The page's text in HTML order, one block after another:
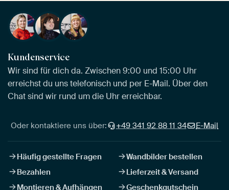
Kundenservice
Wir sind für dich da. Zwischen 9:00 und 15:00 Uhr
erreichst du uns telefonisch und per E-Mail. Über den
Chat sind wir rund um die Uhr erreichbar.
Oder kontaktiere uns über: +49 341 92 88 11 34 E-Mail
Häufig gestellte Fragen
Wandbilder bestellen
Bezahlen
Lieferzeit & Versand
Montieren & Aufhängen
Geschenkgutschein